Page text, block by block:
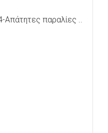
Απάτητες παραλίες ..